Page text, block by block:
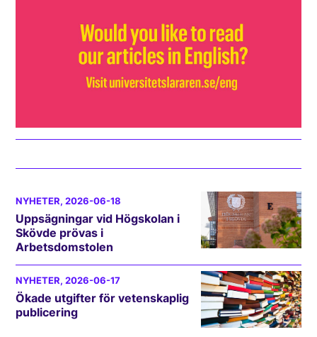
NYHETER, 2026-06-18
Uppsägningar vid Högskolan i
Skövde prövas i
Arbetsdomstolen
NYHETER, 2026-06-17
Ökade utgifter för vetenskaplig
publicering